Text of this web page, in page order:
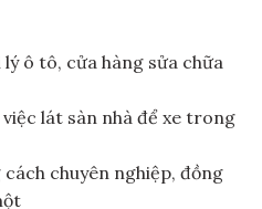
ô tô, cửa hàng sửa chữa
lát sàn nhà để xe trong
chuyên nghiệp, đồng